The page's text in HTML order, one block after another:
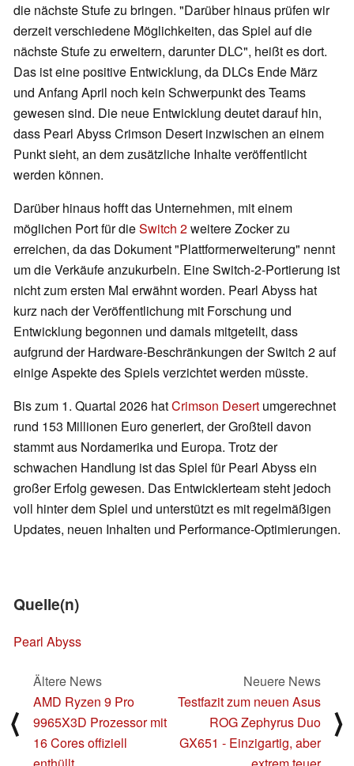
die nächste Stufe zu bringen. "Darüber hinaus prüfen wir
derzeit verschiedene Möglichkeiten, das Spiel auf die
nächste Stufe zu erweitern, darunter DLC", heißt es dort.
Das ist eine positive Entwicklung, da DLCs Ende März
und Anfang April noch kein Schwerpunkt des Teams
gewesen sind. Die neue Entwicklung deutet darauf hin,
dass Pearl Abyss Crimson Desert inzwischen an einem
Punkt sieht, an dem zusätzliche Inhalte veröffentlicht
werden können.
Darüber hinaus hofft das Unternehmen, mit einem
möglichen Port für dieSwitch 2weitere Zocker zu
erreichen, da das Dokument "Plattformerweiterung" nennt
um die Verkäufe anzukurbeln. Eine Switch-2-Portierung ist
nicht zum ersten Mal erwähnt worden. Pearl Abyss hat
kurz nach der Veröffentlichung mit Forschung und
Entwicklung begonnen und damals mitgeteilt, dass
aufgrund der Hardware-Beschränkungen der Switch 2 auf
einige Aspekte des Spiels verzichtet werden müsste.
Bis zum 1. Quartal 2026 hatCrimson Desert umgerechnet
rund 153 Millionen Euro generiert, der Großteil davon
stammt aus Nordamerika und Europa. Trotz der
schwachen Handlung ist das Spiel für Pearl Abyss ein
großer Erfolg gewesen. Das Entwicklerteam steht jedoch
voll hinter dem Spiel und unterstützt es mit regelmäßigen
Updates, neuen Inhalten und Performance-Optimierungen.
Quelle(n)
Pearl Abyss
⟨
Ältere News
AMD Ryzen 9 Pro
9965X3D Prozessor mit
16 Cores offiziell
Neuere News
Testfazit zum neuen Asus
ROG Zephyrus Duo
GX651 - Einzigartig, aber
⟩